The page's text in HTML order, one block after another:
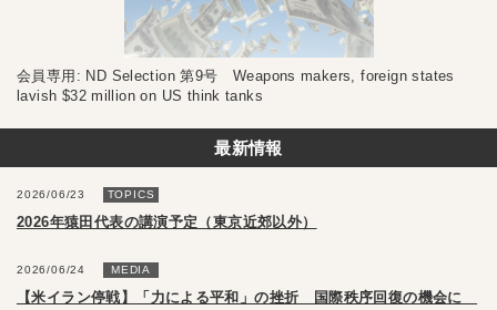
会員専用: ND Selection 第9号 Weapons makers, foreign states
lavish $32 million on US think tanks
最新情報
2026/06/23 TOPICS
2026年猿田代表の講演予定（東京近郊以外）
2026/06/24 MEDIA
【米イラン停戦】「力による平和」の挫折 国際秩序回復の機会に